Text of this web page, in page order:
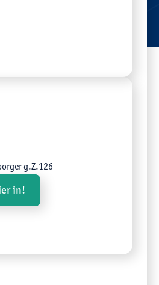
g.Z.126
in!